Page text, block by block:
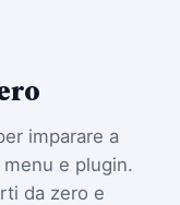
imparare a
e plugin.
da zero e